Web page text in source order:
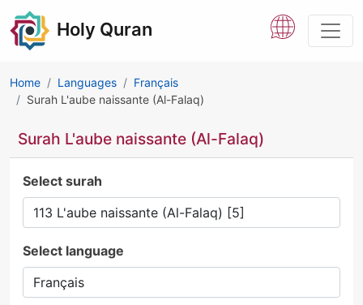
Holy Quran
Home Languages
Français
Surah L'aube naissante (Al-Falaq)
Surah L'aube naissante (Al-Falaq)
Select surah
Select language